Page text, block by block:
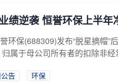
绩逆袭 恒誉环保上半年
环保(688309)发布“脱星摘帽
属于母公司所有者的扣除非
告
环保